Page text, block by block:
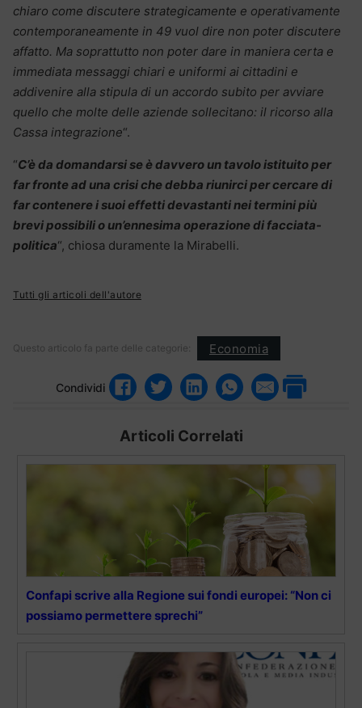
chiaro come discutere strategicamente e operativamente
contemporaneamente in 49 vuol dire non poter discutere
affatto. Ma soprattutto non poter dare in maniera certa e
immediata messaggi chiari e uniformi ai cittadini e
addivenire alla stipula di un accordo subito per avviare
quello che molte delle aziende sollecitano: il ricorso alla
Cassa integrazione“.
“C’è da domandarsi se è davvero un tavolo istituito per
far fronte ad una crisi che debba riunirci per cercare di
far contenere i suoi effetti devastanti nei termini più
brevi possibili o un’ennesima operazione di facciata-
politica“, chiosa duramente la Mirabelli.
Tutti gli articoli dell'autore
Questo articolo fa parte delle categorie: Economia
Condividi
Articoli Correlati
Confapi scrive alla Regione sui fondi europei: “Non ci
possiamo permettere sprechi”